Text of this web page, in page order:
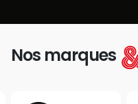
Nos marques